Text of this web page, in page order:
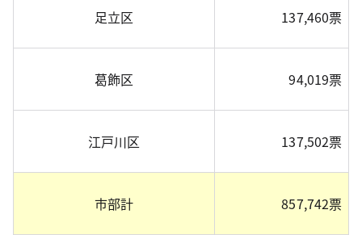
足立区 137,460票
葛飾区 94,019票
江戸川区 137,502票
市部計 857,742票